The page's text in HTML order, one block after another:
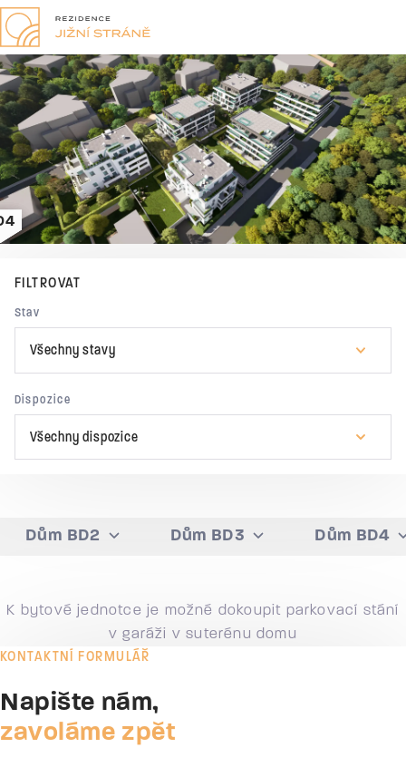
Výběr bytu
FILTROVAT
Stav
Všechny stavy
Dispozice
Všechny dispozice
Dům BD2 Dům BD3 Dům BD4
K bytové jednotce je možné dokoupit parkovací stání
v garáži v suterénu domu
KONTAKTNÍ FORMULÁŘ
Napište nám,
zavoláme zpět